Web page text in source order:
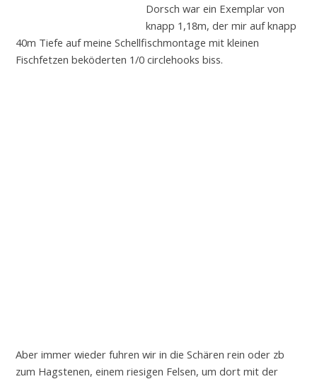
Dorsch war ein Exemplar von
knapp 1,18m, der mir auf knapp
40m Tiefe auf meine Schellfischmontage mit kleinen
Fischfetzen beköderten 1/0 circlehooks biss.
Aber immer wieder fuhren wir in die Schären rein oder zb
zum Hagstenen, einem riesigen Felsen, um dort mit der